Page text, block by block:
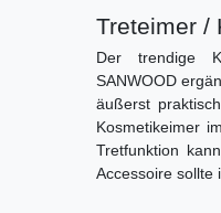
Treteimer /
Der trendige
SANWOOD
äußerst
Kosmetikeimer
Tretfunktion
Accessoire sollte